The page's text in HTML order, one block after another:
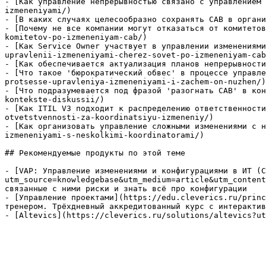
izmeneniyami/)
- [В каких случаях целесообразно сохранять CAB в
- [Почему не все компании могут отказаться от
komitetov-po-izmeneniyam-cab/)
- [Как Service Owner участвует в управлении
upravlenii-izmeneniyami-cherez-sovet-po-izmeneniyam-
- [Как обеспечивается актуализация планов
- [Что такое 'бюрократический обвес' в процессе
protsesse-upravleniya-izmeneniyami-i-zachem-on-nuzhen/)
- [Что подразумевается под фразой 'разогнать CAB'
kontekste-diskussii/)
- [Как ITIL V3 подходит к распределению
otvetstvennosti-za-koordinatsiyu-izmeneniy/)
- [Как организовать управление сложными
izmeneniyami-s-neskolkimi-koordinatorami/)
## Рекомендуемые продукты по этой теме
- [VAP: Управление изменениями и конфигурациями в
связанные с ними риски и знать всё про конфигурации
- [Управление проектами](https://edu.cleverics.ru/
тренером. Трёхдневный аккредитованный курс с
- [Altevics](https://cleverics.ru/solutions/